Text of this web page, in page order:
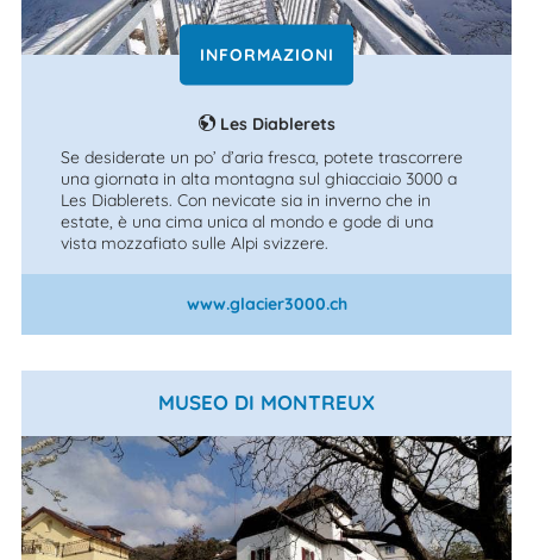
INFORMAZIONI
Les Diablerets
Se desiderate un po’ d’aria fresca, potete trascorrere
una giornata in alta montagna sul ghiacciaio 3000 a
Les Diablerets. Con nevicate sia in inverno che in
estate, è una cima unica al mondo e gode di una
vista mozzafiato sulle Alpi svizzere.
www.glacier3000.ch
MUSEO DI MONTREUX